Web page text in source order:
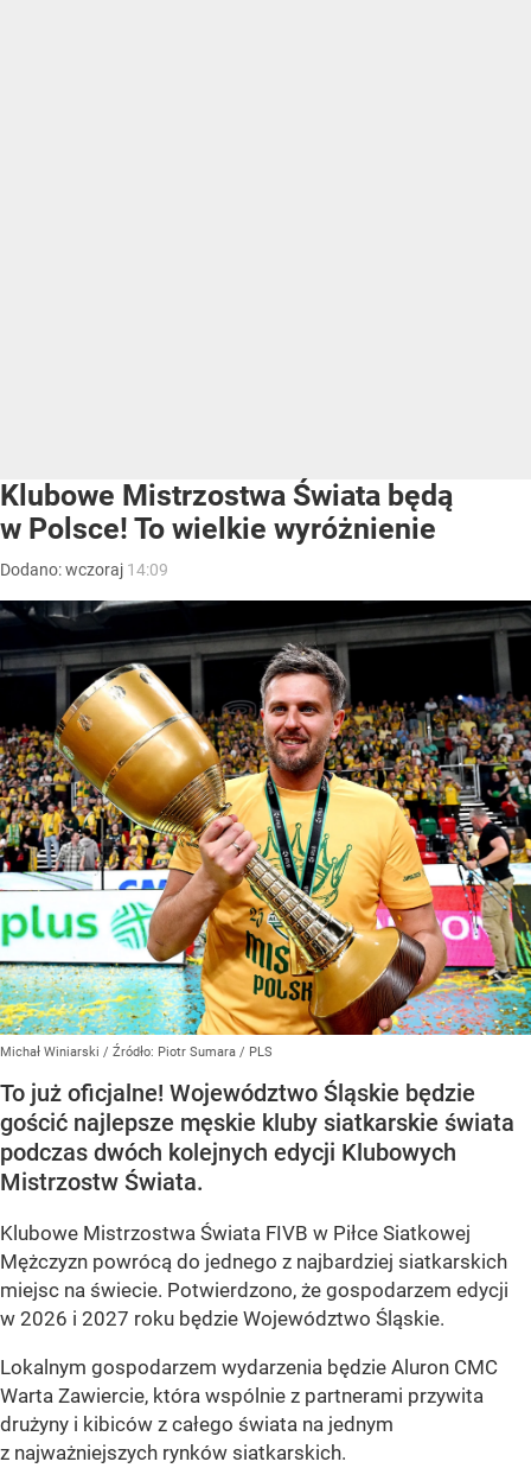
Klubowe Mistrzostwa Świata będą
w Polsce! To wielkie wyróżnienie
Dodano:wczoraj 14:09
Michał Winiarski / Źródło: Piotr Sumara / PLS
To już oficjalne! Województwo Śląskie będzie
gościć najlepsze męskie kluby siatkarskie świata
podczas dwóch kolejnych edycji Klubowych
Mistrzostw Świata.
Klubowe Mistrzostwa Świata FIVB w Piłce Siatkowej
Mężczyzn powrócą do jednego z najbardziej siatkarskich
miejsc na świecie. Potwierdzono, że gospodarzem edycji
w 2026 i 2027 roku będzie Województwo Śląskie.
Lokalnym gospodarzem wydarzenia będzie Aluron CMC
Warta Zawiercie, która wspólnie z partnerami przywita
drużyny i kibiców z całego świata na jednym
z najważniejszych rynków siatkarskich.